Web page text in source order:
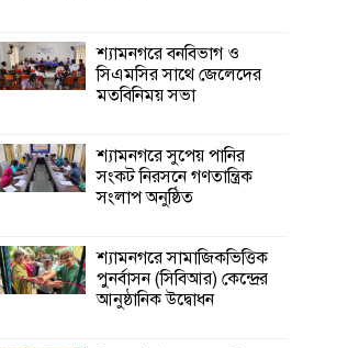
শ্যামনগরে বনবিভাগ ও
সিএমসির সাথে জেলেদের
মতবিনিময় সভা
শ্যামনগরে সুপেয় পানির
সংকট নিরসনে গণতান্ত্রিক
সংলাপ অনুষ্ঠিত
শ্যামনগরে সামাজিকভিত্তিক
পুনর্বাসন (সিবিআর) কেন্দ্রের
আনুষ্ঠানিক উদ্বোধন